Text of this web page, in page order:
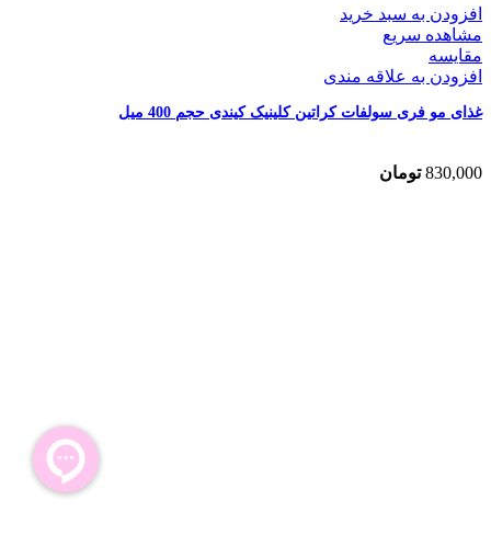
افزودن به سبد خرید
مشاهده سریع
مقایسه
افزودن به علاقه مندی
غذای مو فری سولفات کراتین کلینیک کیندی حجم 400 میل
830,000 تومان